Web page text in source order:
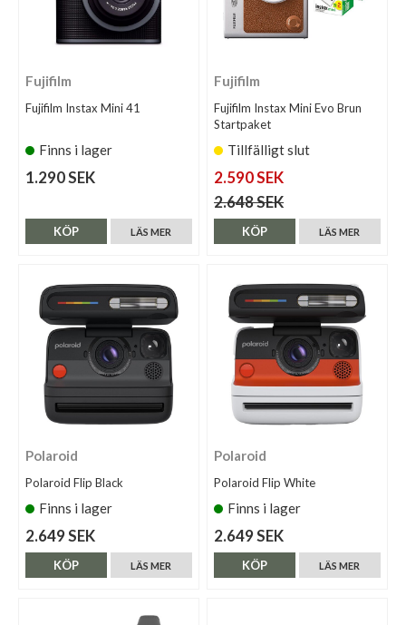
Fujifilm
Fujifilm Instax Mini 41
Finns i lager
1.290 SEK
LÄS MER
KÖP
Fujifilm
Fujifilm Instax Mini Evo Brun
Startpaket
Tillfälligt slut
2.590 SEK
2.648 SEK
LÄS MER
KÖP
Polaroid
Polaroid Flip Black
Finns i lager
2.649 SEK
LÄS MER
KÖP
Polaroid
Polaroid Flip White
Finns i lager
2.649 SEK
LÄS MER
KÖP